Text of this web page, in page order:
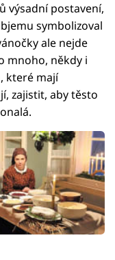
výsadní postavení,
symbolizoval
ale nejde
mnoho, někdy i
které mají
zajistit, aby těsto